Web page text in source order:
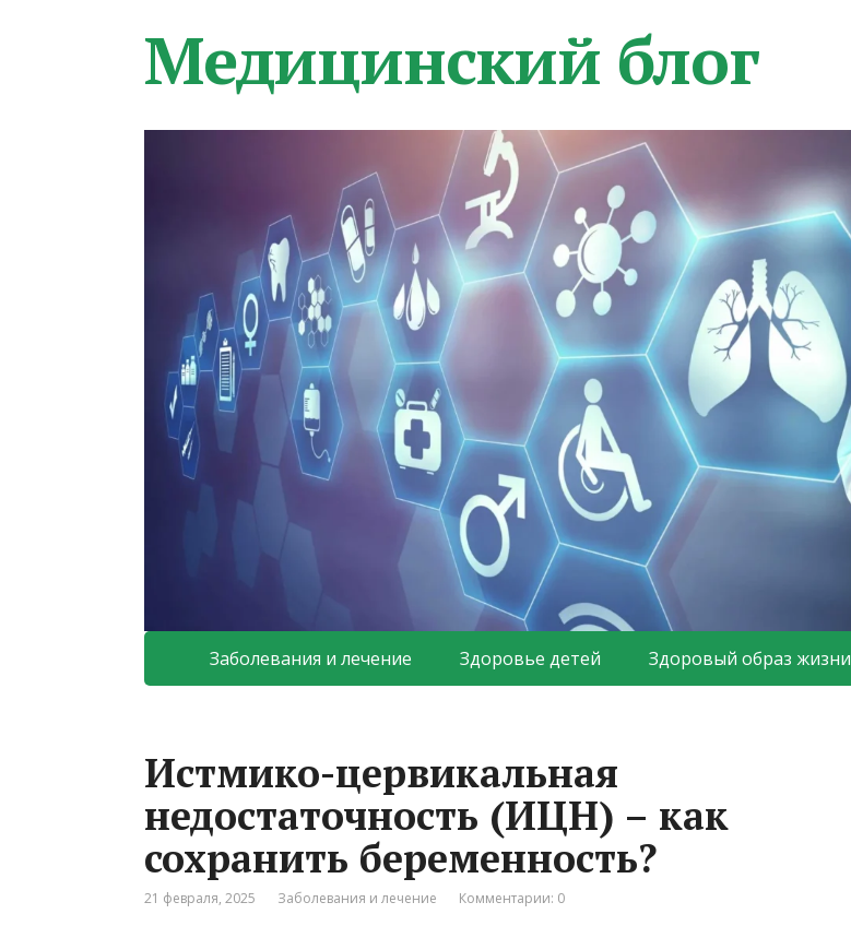
Медицинский блог
Заболевания и лечение Здоровье детей Здоровый образ жизни
Истмико-цервикальная
недостаточность (ИЦН) – как
сохранить беременность?
21 февраля, 2025 Заболевания и лечение Комментарии: 0